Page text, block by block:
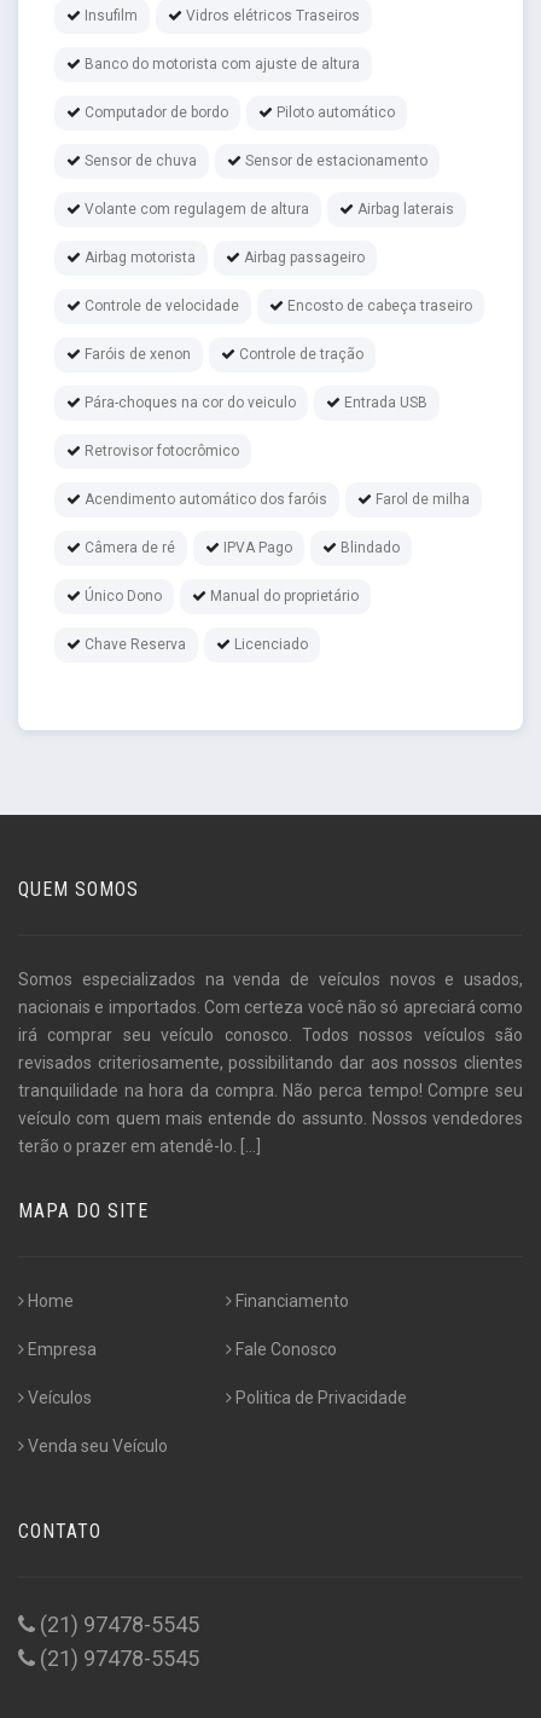
Insufilm Vidros elétricos Traseiros
Banco do motorista com ajuste de altura
Computador de bordo Piloto automático
Sensor de chuva Sensor de estacionamento
Volante com regulagem de altura Airbag laterais
Airbag motorista Airbag passageiro
Controle de velocidade Encosto de cabeça traseiro
Faróis de xenon Controle de tração
Pára-choques na cor do veiculo Entrada USB
Retrovisor fotocrômico
Acendimento automático dos faróis Farol de milha
Câmera de ré IPVA Pago Blindado
Único Dono Manual do proprietário
Chave Reserva Licenciado
QUEM SOMOS
Somos especializados na venda de veículos novos e usados,
nacionais e importados. Com certeza você não só apreciará como
irá comprar seu veículo conosco. Todos nossos veículos são
revisados criteriosamente, possibilitando dar aos nossos clientes
tranquilidade na hora da compra. Não perca tempo! Compre seu
veículo com quem mais entende do assunto. Nossos vendedores
terão o prazer em atendê-lo.
MAPA DO SITE
Home
Empresa
Veículos
Venda seu Veículo
Financiamento
Fale Conosco
Politica de Privacidade
CONTATO
(21) 97478-5545
(21) 97478-5545